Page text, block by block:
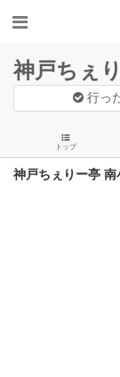
神戸ちぇ
行っ
トップ
神戸ちぇりー亭 南